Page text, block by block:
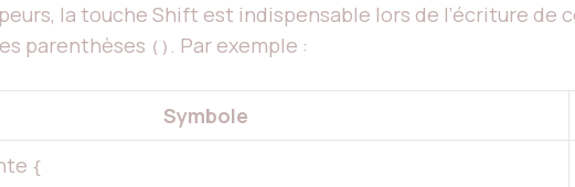
la touche Shift est indispensable lors de l’écriture de
parenthèses () . Par exemple :
Symbole
{